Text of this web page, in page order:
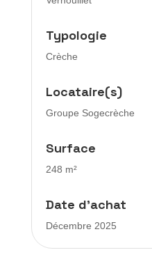
Typologie
Crèche
Locataire(s)
Groupe Sogecrèche
Surface
248 m²
Date d’achat
Décembre 2025